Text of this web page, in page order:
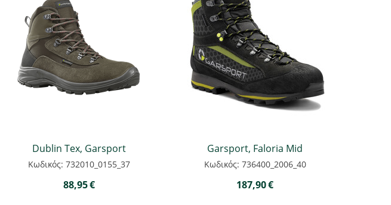
Dublin Tex, Garsport
Κωδικός: 732010_0155_37
88,95€
Garsport, Faloria Mid
Κωδικός: 736400_2006_40
187,90€